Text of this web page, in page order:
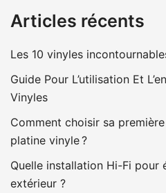
Articles récents
Les 10 vinyles
Guide Pour L’utilisation Et
Vinyles
Comment choisir sa
platine vinyle ?
Quelle installation Hi-Fi pour
extérieur ?